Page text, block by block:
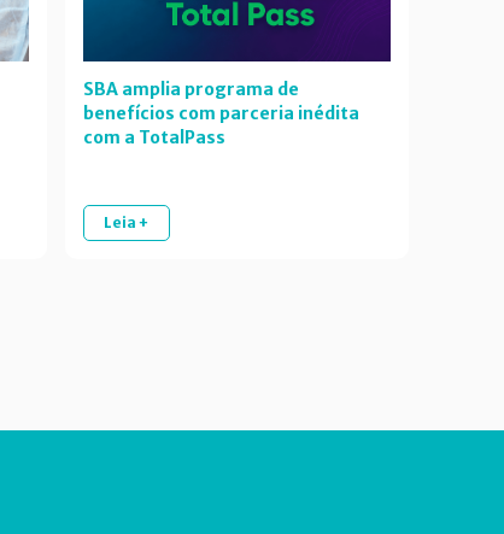
SBA amplia programa de
benefícios com parceria inédita
com a TotalPass
Leia +